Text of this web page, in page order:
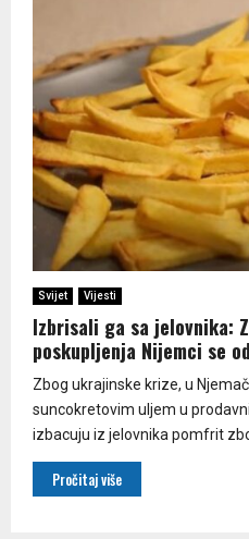
Svijet Vijesti
Izbrisali ga sa jelovnika:
poskupljenja Nijemci se
Zbog ukrajinske krize, u
suncokretovim uljem u
izbacuju iz jelovnika pomfrit
Pročitaj više